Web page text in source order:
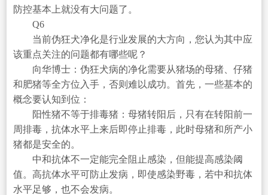
防控基本上就没有大问题了。
Q6
当前伪狂犬净化是行业发展的大方向，您认为其中应
该重点关注的问题都有哪些呢？
向华博士：伪狂犬病的净化需要从猪场的母猪、仔猪
和肥猪等全方位入手，否则难以成功。首先，一些基本的
概念要认知到位：
阳性猪不等于排毒猪：母猪转阳后，只有在转阳前一
周排毒，抗体水平上来后即停止排毒，此时母猪和所产小
猪都是安全的。
中和抗体不一定能完全阻止感染，但能提高感染阈
值。高抗体水平可防止发病，即使感染野毒，若中和抗体
水平足够，也不会发病。